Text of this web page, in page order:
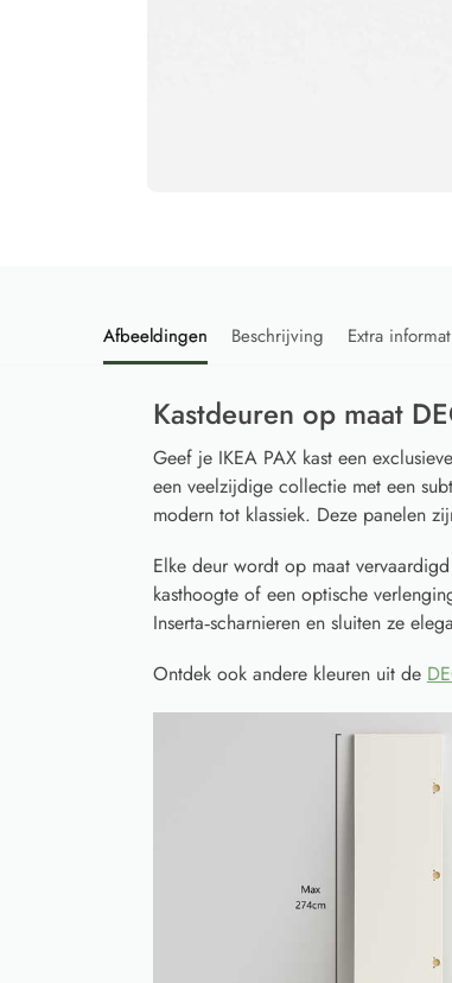
Afbeeldingen Beschrijving Extra
Kastdeuren op maat
Geef je IKEA PAX kast een
een veelzijdige collectie met een
modern tot klassiek. Deze panelen
Elke deur wordt op maat
kasthoogte of een optische
Inserta‑scharnieren en sluiten ze
Ontdek ook andere kleuren uit de